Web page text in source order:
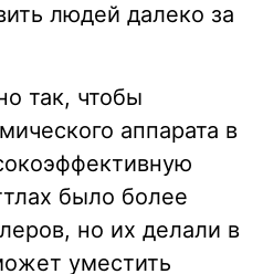
людей далеко за
так, чтобы
аппарата в
было более
но их делали в
уместить